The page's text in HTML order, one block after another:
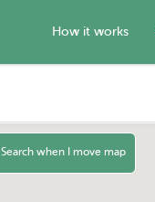
How it works
Search when I move map